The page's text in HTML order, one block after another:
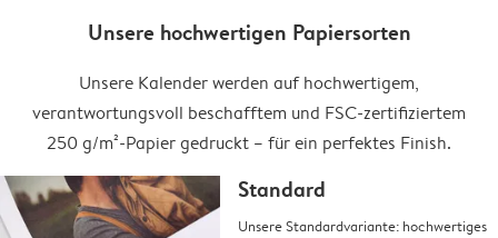
Unsere hochwertigen Papiersorten
Unsere Kalender werden auf hochwertigem,
verantwortungsvoll beschafftem und FSC-zertifiziertem
250 g/m²-Papier gedruckt – für ein perfektes Finish.
Standard
Unsere Standardvariante: hochwertiges